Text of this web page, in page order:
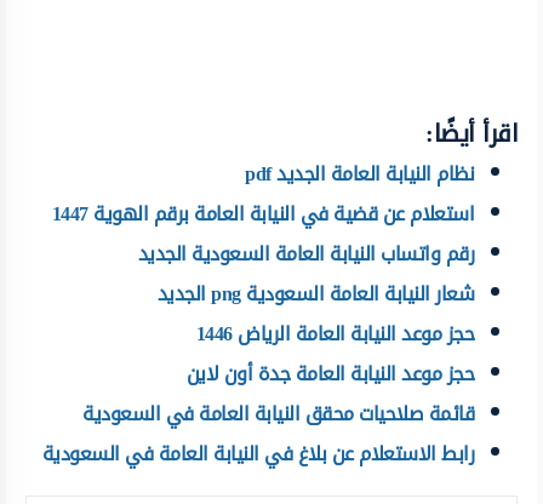
اقرأ أيضًا:
نظام النيابة العامة الجديد pdf
استعلام عن قضية في النيابة العامة برقم الهوية 1447
رقم واتساب النيابة العامة السعودية الجديد
شعار النيابة العامة السعودية png الجديد
حجز موعد النيابة العامة الرياض 1446
حجز موعد النيابة العامة جدة أون لاين
قائمة صلاحيات محقق النيابة العامة في السعودية
رابط الاستعلام عن بلاغ في النيابة العامة في السعودية